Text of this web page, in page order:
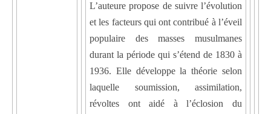
L’auteure propose de suivre l’évolution
et les facteurs qui ont contribué à l’éveil
populaire des masses musulmanes
durant la période qui s’étend de 1830 à
1936. Elle développe la théorie selon
laquelle soumission, assimilation,
révoltes ont aidé à l’éclosion du